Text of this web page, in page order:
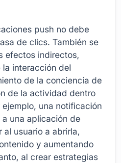
push no debe
de clics. También se
efectos indirectos,
interacción del
de la conciencia de
de la actividad dentro
una notificación
una aplicación de
al usuario a abrirla,
y aumentando
al crear estrategias